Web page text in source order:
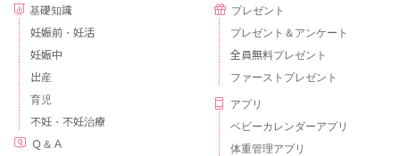
基礎知識
妊娠前・妊活
妊娠中
出産
育児
不妊・不妊治療
Ｑ＆Ａ
プレゼント
プレゼント＆アンケート
全員無料プレゼント
ファーストプレゼント
アプリ
ベビーカレンダーアプリ
体重管理アプリ